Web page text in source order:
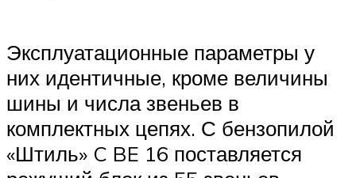
Эксплуатационные параметры у
них идентичные, кроме величины
шины и числа звеньев в
комплектных цепях. С бензопилой
«Штиль» C BE 16 поставляется